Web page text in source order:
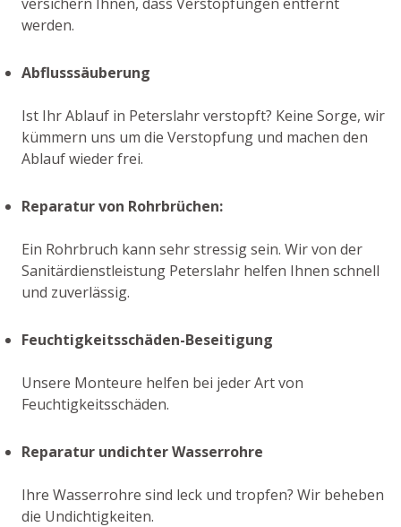
werden.
Abflusssäuberung
Ist Ihr Ablauf in Peterslahr verstopft? Keine Sorge, wir
kümmern uns um die Verstopfung und machen den
Ablauf wieder frei.
Reparatur von Rohrbrüchen:
Ein Rohrbruch kann sehr stressig sein. Wir von der
Sanitärdienstleistung Peterslahr helfen Ihnen schnell
und zuverlässig.
Feuchtigkeitsschäden-Beseitigung
Unsere Monteure helfen bei jeder Art von
Feuchtigkeitsschäden.
Reparatur undichter Wasserrohre
Ihre Wasserrohre sind leck und tropfen? Wir beheben
die Undichtigkeiten.